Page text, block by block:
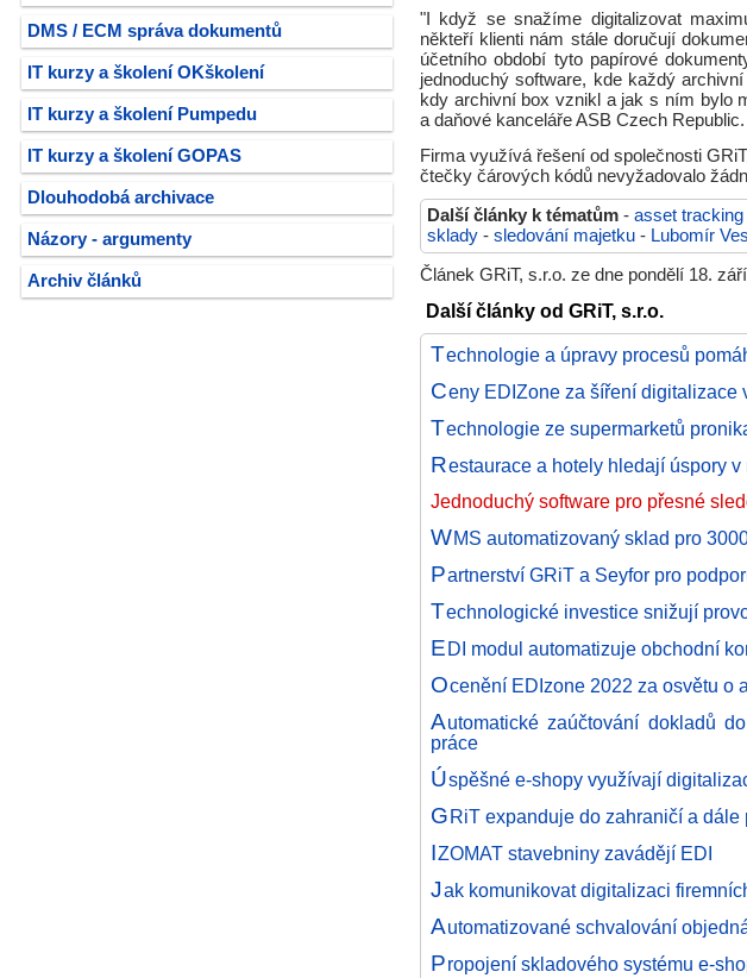
DMS / ECM správa dokumentů
IT kurzy a školení OKškolení
IT kurzy a školení Pumpedu
IT kurzy a školení GOPAS
Dlouhodobá archivace
Názory - argumenty
Archiv článků
"I když se snažíme digitalizovat
někteří klienti nám stále doručují
účetního období tyto papírové
jednoduchý software, kde každý
kdy archivní box vznikl a jak s ním bylo
a daňové kanceláře ASB Czech Republic.
Firma využívá řešení od společnosti
čtečky čárových kódů nevyžadovalo
Další články k tématům - asset tracking
sklady - sledování majetku - Lubomír
Článek GRiT, s.r.o. ze dne pondělí 18.
Další články od GRiT, s.r.o.
Technologie a úpravy procesů
Ceny EDIZone za šíření digitalizace
Technologie ze supermarketů
Restaurace a hotely hledají úspory
Jednoduchý software pro přesné
WMS automatizovaný sklad pro
Partnerství GRiT a Seyfor pro
Technologické investice snižují
E DI modul automatizuje obchodní
Ocenění EDIzone 2022 za osvětu o
Automatické zaúčtování dokladů
práce
Úspěšné e-shopy využívají
G RiT expanduje do zahraničí a
IZOMAT stavebniny zavádějí EDI
Jak komunikovat digitalizaci
Automatizované schvalování
Propojení skladového systému e-